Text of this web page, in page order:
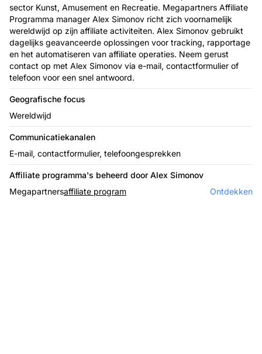
sector Kunst, Amusement en Recreatie. Megapartners Affiliate
Programma manager Alex Simonov richt zich voornamelijk
wereldwijd op zijn affiliate activiteiten. Alex Simonov gebruikt
dagelijks geavanceerde oplossingen voor tracking, rapportage
en het automatiseren van affiliate operaties. Neem gerust
contact op met Alex Simonov via e-mail, contactformulier of
telefoon voor een snel antwoord.
Geografische focus
Wereldwijd
Communicatiekanalen
E-mail, contactformulier, telefoongesprekken
Affiliate programma's beheerd door Alex Simonov
Megapartnersaffiliate program Ontdekken